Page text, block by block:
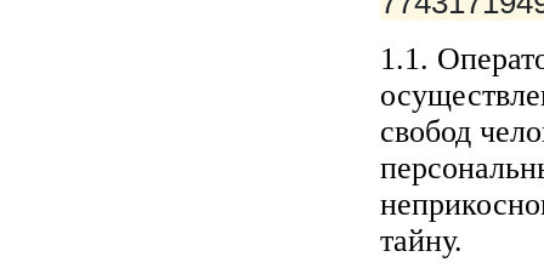
1.1.
свобод
тайну.